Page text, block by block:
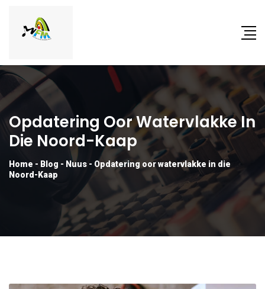
Opdatering Oor Watervlakke In
Die Noord-Kaap
Home - Blog - Nuus - Opdatering oor watervlakke in die
Noord-Kaap